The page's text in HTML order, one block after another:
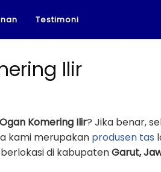
Testimoni
Ilir
Komering Ilir? Jika benar,
kami merupakan produsen tas
di kabupatenGarut,